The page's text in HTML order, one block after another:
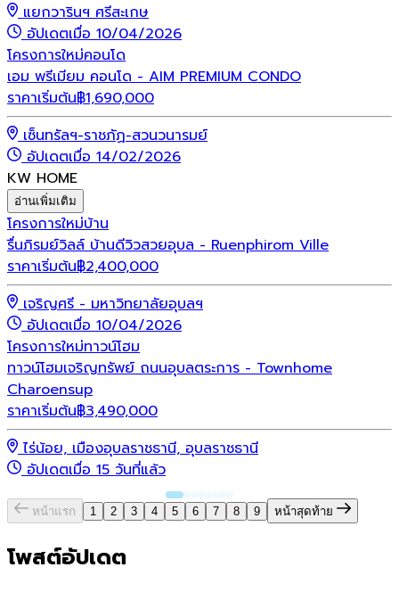
แยกวารินฯ ศรีสะเกษ
อัปเดตเมื่อ 10/04/2026
โครงการใหม่คอนโด
เอม พรีเมียม คอนโด - AIM PREMIUM CONDO
ราคาเริ่มต้น฿1,690,000
เซ็นทรัลฯ-ราชภัฏ-สวนวนารมย์
อัปเดตเมื่อ 14/02/2026
KW HOME
อ่านเพิ่มเติม
โครงการใหม่บ้าน
รื่นภิรมย์วิลล์ บ้านดีวิวสวยอุบล - Ruenphirom Ville
ราคาเริ่มต้น฿2,400,000
เจริญศรี - มหาวิทยาลัยอุบลฯ
อัปเดตเมื่อ 10/04/2026
โครงการใหม่ทาวน์โฮม
ทาวน์โฮมเจริญทรัพย์ ถนนอุบลตระการ - Townhome
Charoensup
ราคาเริ่มต้น฿3,490,000
ไร่น้อย, เมืองอุบลราชธานี, อุบลราชธานี
อัปเดตเมื่อ 15 วันที่แล้ว
หน้าแรก 1 2 3 4 5 6 7 8 9 หน้าสุดท้าย
โพสต์อัปเดต